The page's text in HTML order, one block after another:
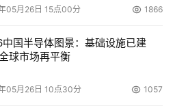
上几乎没有买不到的热门
路线，使得Gate.io迅速点燃了
元老级人物，都成为了Gate.io
量也在此时一度攀升至全行业
05月26日 15点00分 1866
国半导体图景：基础设施已建
球市场再平衡
05月26日 10点30分 1057